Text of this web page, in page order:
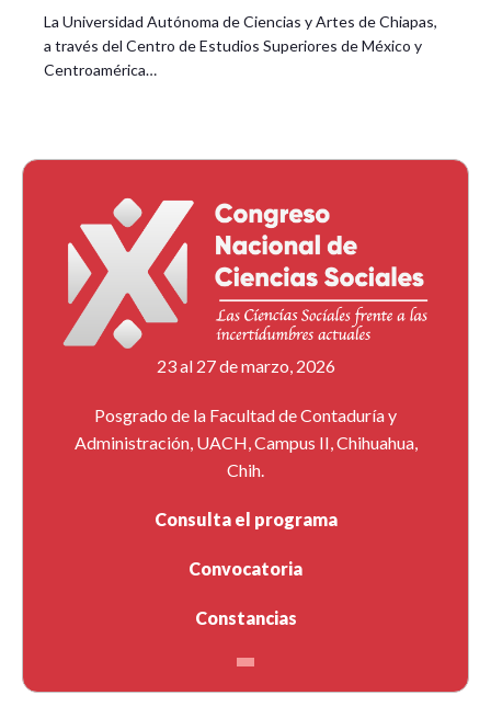
La Universidad Autónoma de Ciencias y Artes de Chiapas,
a través del Centro de Estudios Superiores de México y
Centroamérica…
23 al 27 de marzo, 2026
Posgrado de la Facultad de Contaduría y
Administración, UACH, Campus II, Chihuahua,
Chih.
Consulta el programa
Convocatoria
Constancias